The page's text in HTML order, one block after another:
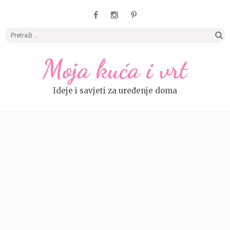
Moja kuća i vrt
Ideje i savjeti za uređenje doma